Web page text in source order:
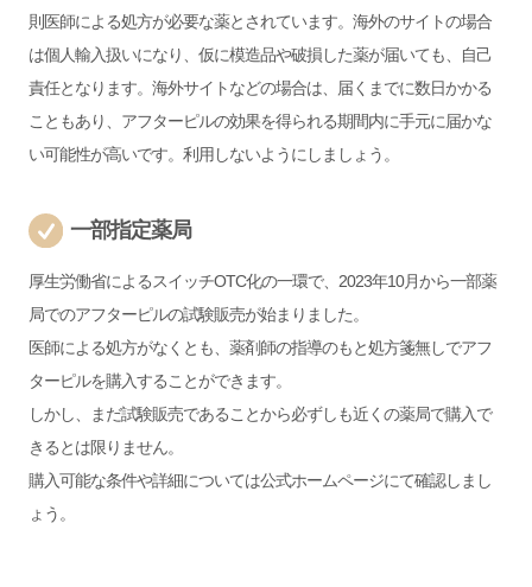
則医師による処方が必要な薬とされています。海外のサイトの場合
は個人輸入扱いになり、仮に模造品や破損した薬が届いても、自己
責任となります。海外サイトなどの場合は、届くまでに数日かかる
こともあり、アフターピルの効果を得られる期間内に手元に届かな
い可能性が高いです。利用しないようにしましょう。
一部指定薬局
厚生労働省によるスイッチOTC化の一環で、2023年10月から一部薬
局でのアフターピルの試験販売が始まりました。
医師による処方がなくとも、薬剤師の指導のもと処方箋無しでアフ
ターピルを購入することができます。
しかし、まだ試験販売であることから必ずしも近くの薬局で購入で
きるとは限りません。
購入可能な条件や詳細については公式ホームページにて確認しまし
ょう。